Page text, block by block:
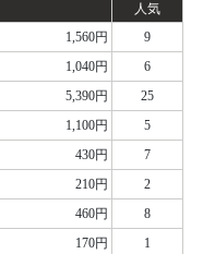
人気
1,560円
9
1,040円
6
5,390円
25
1,100円 5
430円
7
210円
2
460円
8
170円 1